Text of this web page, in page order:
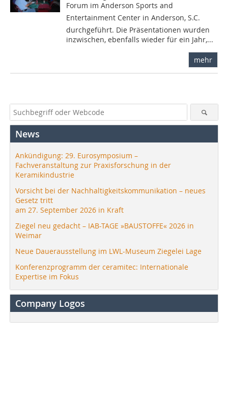
Forum im Anderson Sports and
Entertainment Center in Anderson, S.C.
durchgeführt. Die Präsentationen wurden
inzwischen, ebenfalls wieder für ein Jahr,...
mehr
News
Ankündigung: 29. Eurosymposium –
Fachveranstaltung zur Praxisforschung in der
Keramikindustrie
Vorsicht bei der Nachhaltigkeitskommunikation – neues
Gesetz tritt
am 27. September 2026 in Kraft
Ziegel neu gedacht – IAB-TAGE »BAUSTOFFE« 2026 in
Weimar
Neue Dauerausstellung im LWL-Museum Ziegelei Lage
Konferenzprogramm der ceramitec: Internationale
Expertise im Fokus
Company Logos